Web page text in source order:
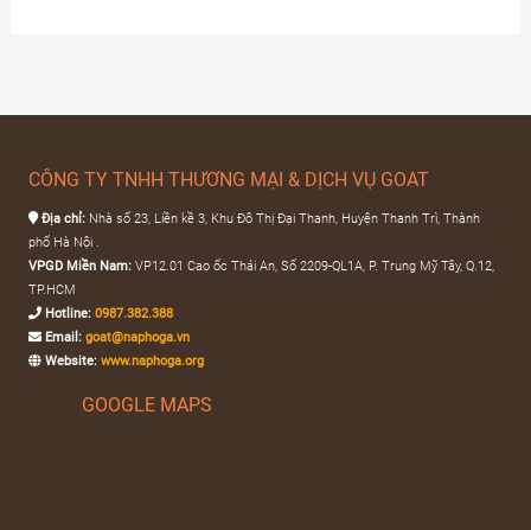
CÔNG TY TNHH THƯƠNG MẠI & DỊCH VỤ GOAT
Địa chỉ: Nhà số 23, Liền kề 3, Khu Đô Thị Đại Thanh, Huyện Thanh Trì, Thành
phố Hà Nội .
VPGD Miền Nam: VP12.01 Cao ốc Thái An, Số 2209-QL1A, P. Trung Mỹ Tây, Q.12,
TP.HCM
Hotline: 0987.382.388
Email: goat@naphoga.vn
Website: www.naphoga.org
GOOGLE MAPS